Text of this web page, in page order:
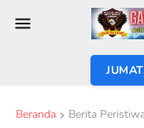
Beranda Berita